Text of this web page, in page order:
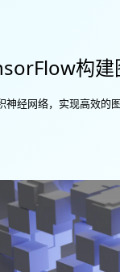
构建
经网络，实现高效的